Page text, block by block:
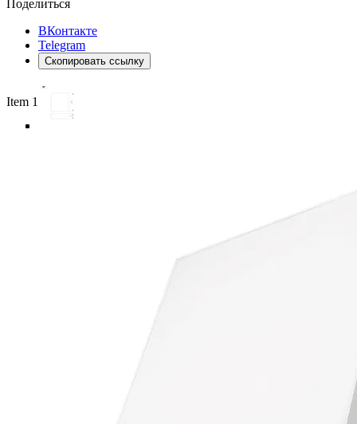
Поделиться
ВКонтакте
Telegram
Скопировать ссылку
Item 1 of 5